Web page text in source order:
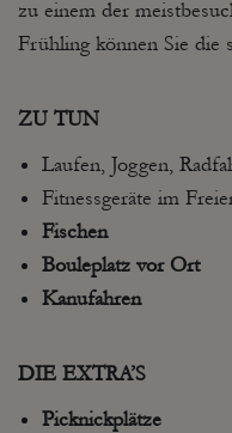
zu einem der
Frühling können Sie die
ZU TUN
Laufen, Joggen,
Fitnessgeräte im
Fischen
Bouleplatz vor Ort
Kanufahren
DIE EXTRA’S
Picknickplätze